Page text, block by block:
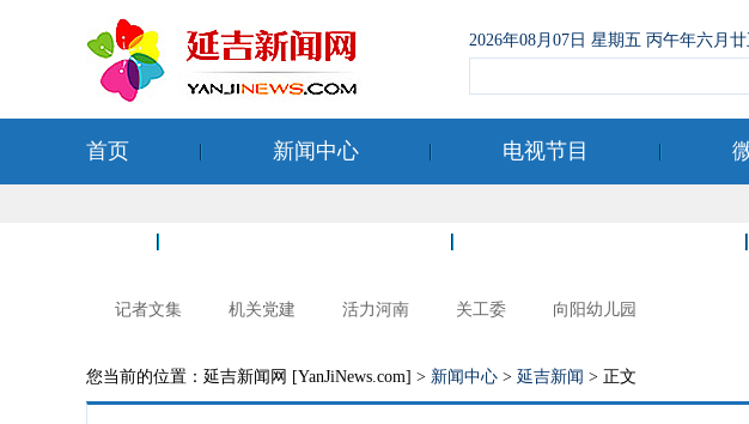
2026年08月07日 星期五 丙午年六月
首页 新闻中心 电视节目
记者文集 机关党建 活力河南 关工委 向阳幼儿园
您当前的位置：延吉新闻网 [YanJiNews.com] > 新闻中心 > 延吉新闻 > 正文